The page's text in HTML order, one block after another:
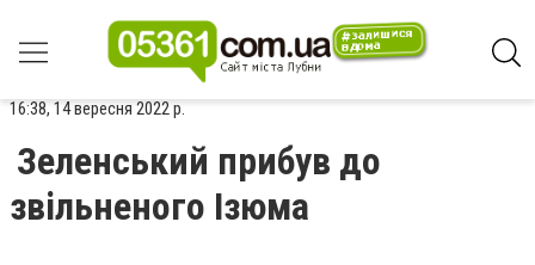
16:38, 14 вересня 2022 р.
Зеленський прибув до
звільненого Ізюма